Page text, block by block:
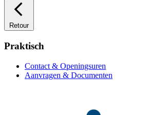
Retour
Praktisch
Contact & Openingsuren
Aanvragen & Documenten